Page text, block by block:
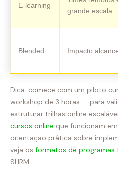
E‑learning
grande escala
Blended Impacto
Dica: comece com um piloto
workshop de 3 horas — para
estruturar trilhas online
cursos online que funcionam
orientação prática sobre
veja os formatos de programas
SHRM.